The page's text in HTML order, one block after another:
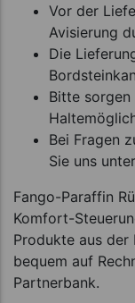
Vor der
Avisierung
Die
Bitte
Bei Fragen
Sie uns
Fango-Paraffin
Komfort-
Produkte aus der
bequem auf
Partnerbank.